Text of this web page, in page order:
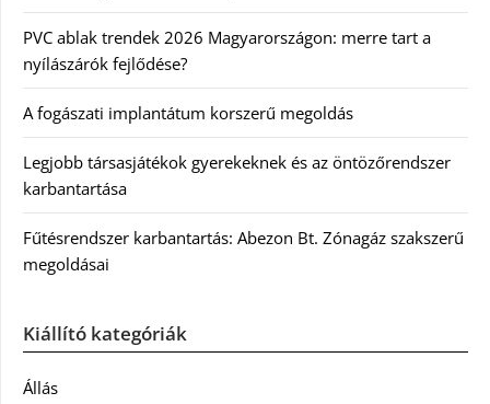
PVC ablak trendek 2026 Magyarországon: merre tart a
nyílászárók fejlődése?
A fogászati implantátum korszerű megoldás
Legjobb társasjátékok gyerekeknek és az öntözőrendszer
karbantartása
Fűtésrendszer karbantartás: Abezon Bt. Zónagáz szakszerű
megoldásai
Kiállító kategóriák
Állás